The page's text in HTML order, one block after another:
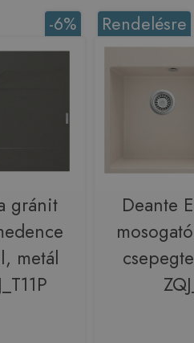
-6%
gránit
metál
Rendelésre
Deante